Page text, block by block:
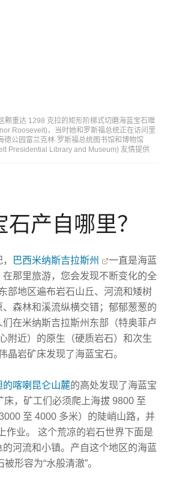
颗重达 1298 克拉的矩形阶梯式切磨海蓝宝石赠
Roosevelt)，当时她和罗斯福总统正在访问里
德公园富兰克林·罗斯福总统图书馆和博物馆
Presidential Library and Museum) 友情提供
产自哪里？
巴西米纳斯吉拉斯州
一直是海蓝
在那里旅游，您会发现不断变化的全
部地区遍布岩石山丘、河流和矮树
森林和溪流纵横交错；郁郁葱葱的
在米纳斯吉拉斯州东部（特奥菲卢
附近）的原生（硬质岩石）和次生
晶岩矿床发现了海蓝宝石。
的喀喇昆仑山麓的高处发现了海蓝宝
床，矿工们必须爬上海拔 9800 至
至 4000 多米）的陡峭山路，并
作业。 这个荒凉的岩石世界下面是
河流和小镇。产自这个地区的海蓝
被形容为“水般清澈”。